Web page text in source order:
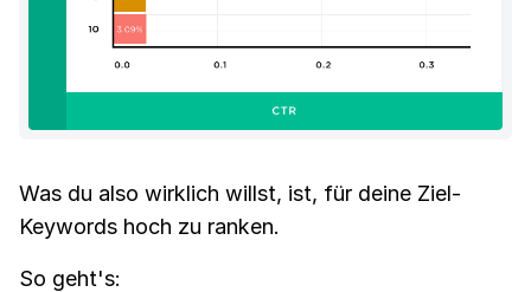
Was du also wirklich willst, ist, für deine Ziel-
Keywords hoch zu ranken.
So geht's: